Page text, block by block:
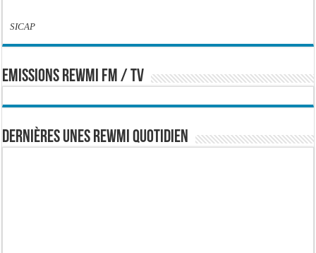
SICAP
EMISSIONS REWMI FM / TV
Dernières Unes Rewmi Quotidien